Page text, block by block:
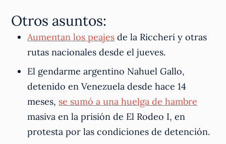
Otros asuntos:
Aumentan los peajes de la Riccheri y otras
rutas nacionales desde el jueves.
El gendarme argentino Nahuel Gallo,
detenido en Venezuela desde hace 14
meses, se sumó a una huelga de hambre
masiva en la prisión de El Rodeo I, en
protesta por las condiciones de detención.